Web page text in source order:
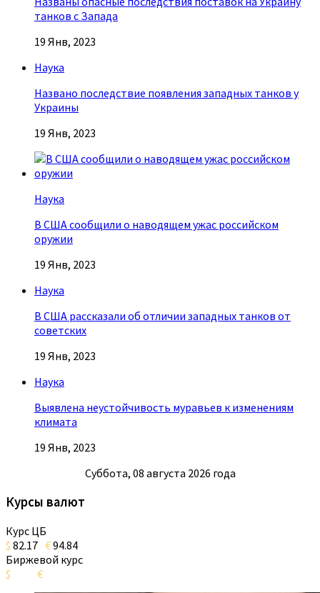
танков с Запада
19 Янв, 2023
Наука
Названо последствие появления западных танков у
Украины
19 Янв, 2023
Наука
В США сообщили о наводящем ужас российском
оружии
19 Янв, 2023
Наука
В США рассказали об отличии западных танков от
советских
19 Янв, 2023
Наука
Выявлена неустойчивость муравьев к изменениям
климата
19 Янв, 2023
Суббота, 08 августа 2026 года
Курсы валют
Курс ЦБ
$ 82.17 €94.84
Биржевой курс
$
€